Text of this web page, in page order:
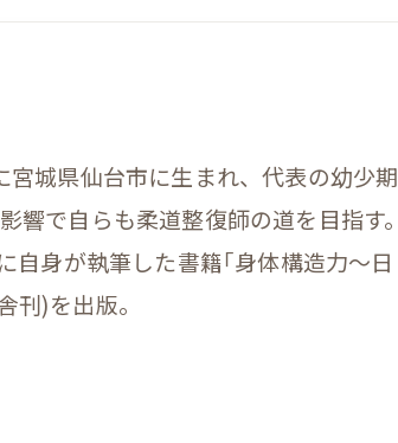
城県仙台市に生まれ、代表の幼少期
で自らも柔道整復師の道を目指す。
身が執筆した書籍｢身体構造力〜日
刊)を出版。